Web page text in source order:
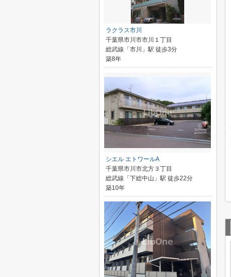
ラクラス市川
千葉県市川市市川１丁目
総武線「市川」駅 徒歩3分
築8年
シエル エトワールA
千葉県市川市北方３丁目
総武線「下総中山」駅 徒歩22分
築10年